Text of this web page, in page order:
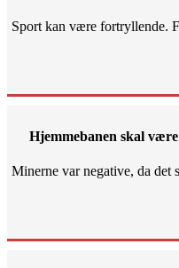
Sport kan være fortryllende.
Hjemmebanen skal
Minerne var negative, da det